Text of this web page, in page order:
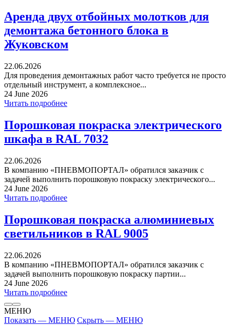
Аренда двух отбойных молотков для
демонтажа бетонного блока в
Жуковском
22.06.2026
Для проведения демонтажных работ часто требуется не просто
отдельный инструмент, а комплексное...
24 June 2026
Читать подробнее
Порошковая покраска электрического
шкафа в RAL 7032
22.06.2026
В компанию «ПНЕВМОПОРТАЛ» обратился заказчик с
задачей выполнить порошковую покраску электрического...
24 June 2026
Читать подробнее
Порошковая покраска алюминиевых
светильников в RAL 9005
22.06.2026
В компанию «ПНЕВМОПОРТАЛ» обратился заказчик с
задачей выполнить порошковую покраску партии...
24 June 2026
Читать подробнее
МЕНЮ
Показать — МЕНЮ Скрыть — МЕНЮ